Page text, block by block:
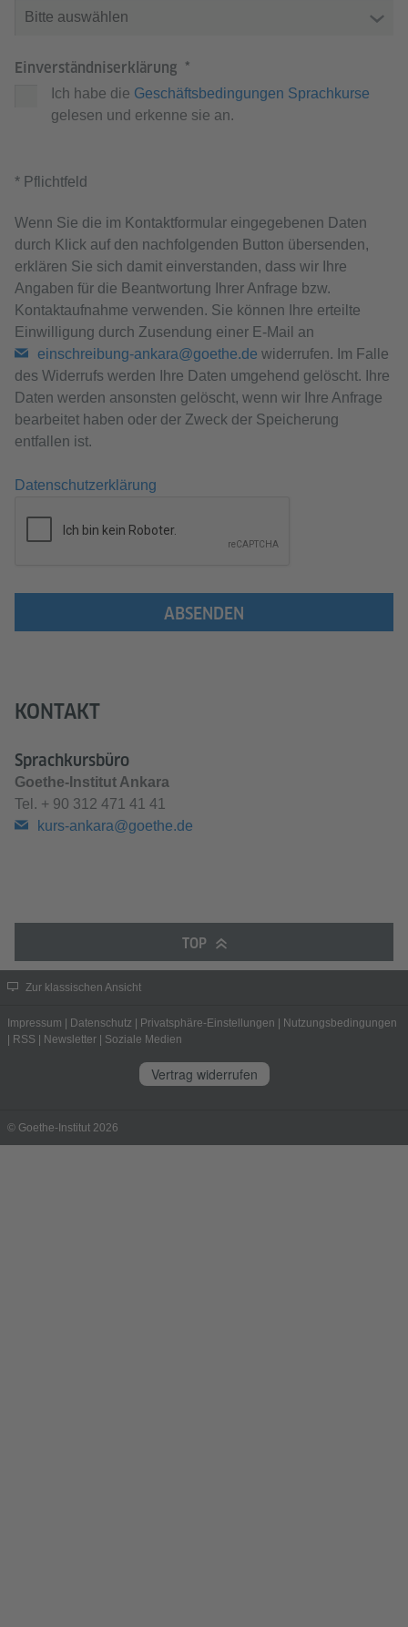
Einverständniserklärung
Ich habe die Geschäftsbedingungen Sprachkurse
gelesen und erkenne sie an.
* Pflichtfeld
Wenn Sie die im Kontaktformular eingegebenen Daten
durch Klick auf den nachfolgenden Button übersenden,
erklären Sie sich damit einverstanden, dass wir Ihre
Angaben für die Beantwortung Ihrer Anfrage bzw.
Kontaktaufnahme verwenden. Sie können Ihre erteilte
Einwilligung durch Zusendung einer E-Mail an
einschreibung-ankara@goethe.de widerrufen. Im Falle
des Widerrufs werden Ihre Daten umgehend gelöscht. Ihre
Daten werden ansonsten gelöscht, wenn wir Ihre Anfrage
bearbeitet haben oder der Zweck der Speicherung
entfallen ist.
Datenschutzerklärung
ABSENDEN
KONTAKT
Sprachkursbüro
Goethe-Institut Ankara
Tel. + 90 312 471 41 41
kurs-ankara@goethe.de
TOP
Zur klassischen Ansicht
Impressum | Datenschutz | Privatsphäre-Einstellungen | Nutzungsbedingungen
| RSS | Newsletter | Soziale Medien
Vertrag widerrufen
© Goethe-Institut 2026